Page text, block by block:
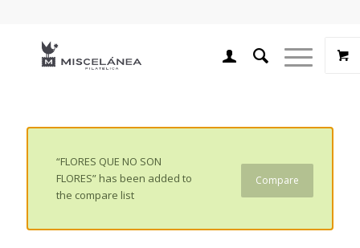
Compare
“FLORES QUE NO SON
FLORES” has been added to
the compare list